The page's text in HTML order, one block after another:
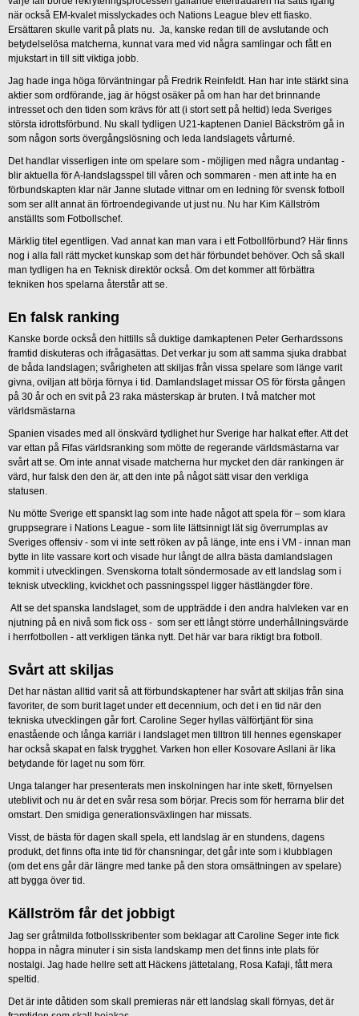
när också EM-kvalet misslyckades och Nations League blev ett fiasko.
Ersättaren skulle varit på plats nu. Ja, kanske redan till de avslutande och
betydelselösa matcherna, kunnat vara med vid några samlingar och fått en
mjukstart in till sitt viktiga jobb.
Jag hade inga höga förväntningar på Fredrik Reinfeldt. Han har inte stärkt sina
aktier som ordförande, jag är högst osäker på om han har det brinnande
intresset och den tiden som krävs för att (i stort sett på heltid) leda Sveriges
största idrottsförbund. Nu skall tydligen U21-kaptenen Daniel Bäckström gå in
som någon sorts övergångslösning och leda landslagets vårturné.
Det handlar visserligen inte om spelare som - möjligen med några undantag -
blir aktuella för A-landslagsspel till våren och sommaren - men att inte ha en
förbundskapten klar när Janne slutade vittnar om en ledning för svensk fotboll
som ser allt annat än förtroendegivande ut just nu. Nu har Kim Källström
anställts som Fotbollschef.
Märklig titel egentligen. Vad annat kan man vara i ett Fotbollförbund? Här finns
nog i alla fall rätt mycket kunskap som det här förbundet behöver. Och så skall
man tydligen ha en Teknisk direktör också. Om det kommer att förbättra
tekniken hos spelarna återstår att se.
En falsk ranking
Kanske borde också den hittills så duktige damkaptenen Peter Gerhardssons
framtid diskuteras och ifrågasättas. Det verkar ju som att samma sjuka drabbat
de båda landslagen; svårigheten att skiljas från vissa spelare som länge varit
givna, oviljan att börja förnya i tid. Damlandslaget missar OS för första gången
på 30 år och en svit på 23 raka mästerskap är bruten. I två matcher mot
världsmästarna
Spanien visades med all önskvärd tydlighet hur Sverige har halkat efter. Att det
var ettan på Fifas världsranking som mötte de regerande världsmästarna var
svårt att se. Om inte annat visade matcherna hur mycket den där rankingen är
värd, hur falsk den den är, att den inte på något sätt visar den verkliga
statusen.
Nu mötte Sverige ett spanskt lag som inte hade något att spela för – som klara
gruppsegrare i Nations League - som lite lättsinnigt lät sig överrumplas av
Sveriges offensiv - som vi inte sett röken av på länge, inte ens i VM - innan man
bytte in lite vassare kort och visade hur långt de allra bästa damlandslagen
kommit i utvecklingen. Svenskorna totalt söndermosade av ett landslag som i
teknisk utveckling, kvickhet och passningsspel ligger hästlängder före.
Att se det spanska landslaget, som de uppträdde i den andra halvleken var en
njutning på en nivå som fick oss - som ser ett långt större underhållningsvärde
i herrfotbollen - att verkligen tänka nytt. Det här var bara riktigt bra fotboll.
Svårt att skiljas
Det har nästan alltid varit så att förbundskaptener har svårt att skiljas från sina
favoriter, de som burit laget under ett decennium, och det i en tid när den
tekniska utvecklingen går fort. Caroline Seger hyllas välförtjänt för sina
enastående och långa karriär i landslaget men tilltron till hennes egenskaper
har också skapat en falsk trygghet. Varken hon eller Kosovare Asllani är lika
betydande för laget nu som förr.
Unga talanger har presenterats men inskolningen har inte skett, förnyelsen
uteblivit och nu är det en svår resa som börjar. Precis som för herrarna blir det
omstart. Den smidiga generationsväxlingen har missats.
Visst, de bästa för dagen skall spela, ett landslag är en stundens, dagens
produkt, det finns ofta inte tid för chansningar, det går inte som i klubblagen
(om det ens går där längre med tanke på den stora omsättningen av spelare)
att bygga över tid.
Källström får det jobbigt
Jag ser gråtmilda fotbollsskribenter som beklagar att Caroline Seger inte fick
hoppa in några minuter i sin sista landskamp men det finns inte plats för
nostalgi. Jag hade hellre sett att Häckens jättetalang, Rosa Kafaji, fått mera
speltid.
Det är inte dåtiden som skall premieras när ett landslag skall förnyas, det är